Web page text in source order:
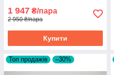
1 947 ₴/пара
2 950 ₴/пара
Купити
Топ продажів –30%